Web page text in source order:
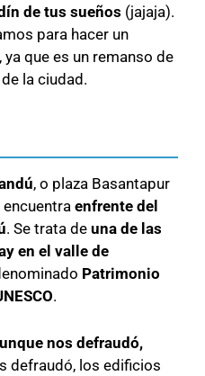
de tus sueños (jajaja).
para hacer un
que es un remanso de
la ciudad.
, o plaza Basantapur
encuentra enfrente del
. Se trata de una de las
en el valle de
Patrimonio
.
nos defraudó,
defraudó, los edificios